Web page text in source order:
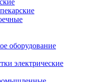
оборудование
электрические